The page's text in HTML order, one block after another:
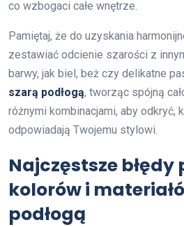
co wzbogaci całe wnętrze.
Pamiętaj, że do uzyskania
zestawiać odcienie szarości z
barwy, jak biel, beż czy delikatne
szarą podłogą, tworząc spójną
różnymi kombinacjami, aby odkryć,
odpowiadają Twojemu stylowi.
Najczęstsze błędy
kolorów i
podłogą